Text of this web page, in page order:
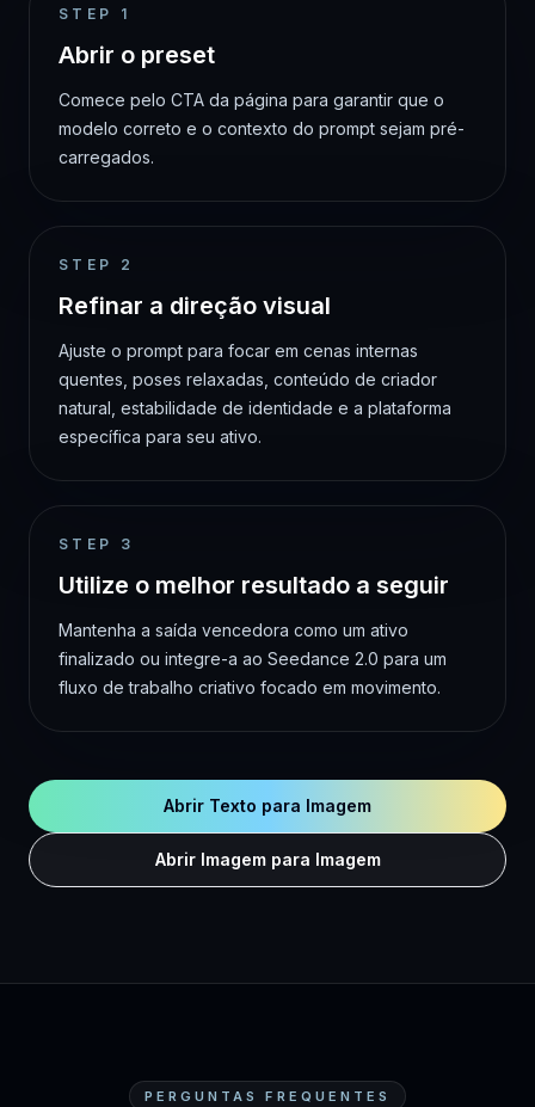
STEP 1
Abrir o preset
Comece pelo CTA da página para garantir que o
modelo correto e o contexto do prompt sejam pré-
carregados.
STEP 2
Refinar a direção visual
Ajuste o prompt para focar em cenas internas
quentes, poses relaxadas, conteúdo de criador
natural, estabilidade de identidade e a plataforma
específica para seu ativo.
STEP 3
Utilize o melhor resultado a seguir
Mantenha a saída vencedora como um ativo
finalizado ou integre-a ao Seedance 2.0 para um
fluxo de trabalho criativo focado em movimento.
Abrir Texto para Imagem
Abrir Imagem para Imagem
PERGUNTAS FREQUENTES